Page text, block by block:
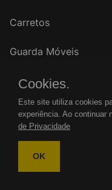
Carretos
Guarda Móveis
FALE CONOSCO
WhatsApp: (11)
Cookies.
Este site utiliza cookies
experiência. Ao continuar
de Privacidade
OK